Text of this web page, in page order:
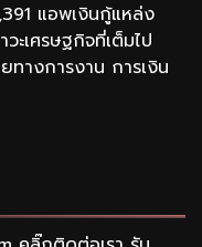
แอพเงินกู้แหล่ง
เศรษฐกิจที่เต็มไป
ทางการงาน การเงิน